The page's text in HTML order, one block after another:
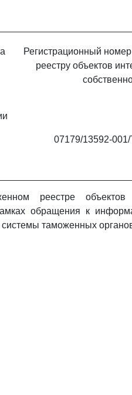
Регистрационный
реестру объектов
07179/13592-
реестре объектов
обращения к
таможенных